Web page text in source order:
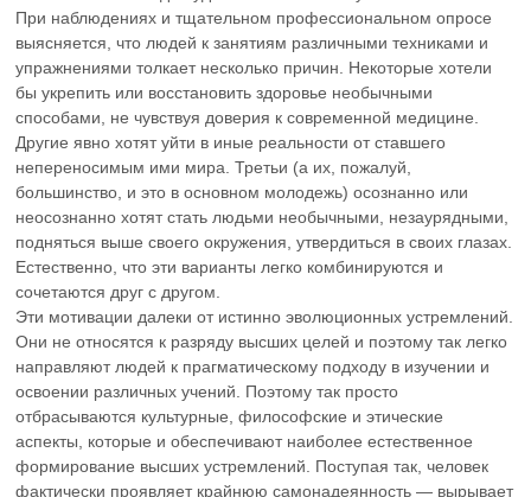
При наблюдениях и тщательном профессиональном опросе
выясняется, что людей к занятиям различными техниками и
упражнениями толкает несколько причин. Некоторые хотели
бы укрепить или восстановить здоровье необычными
способами, не чувствуя доверия к современной медицине.
Другие явно хотят уйти в иные реальности от ставшего
непереносимым ими мира. Третьи (а их, пожалуй,
большинство, и это в основном молодежь) осознанно или
неосознанно хотят стать людьми необычными, незаурядными,
подняться выше своего окружения, утвердиться в своих глазах.
Естественно, что эти варианты легко комбинируются и
сочетаются друг с другом.
Эти мотивации далеки от истинно эволюционных устремлений.
Они не относятся к разряду высших целей и поэтому так легко
направляют людей к прагматическому подходу в изучении и
освоении различных учений. Поэтому так просто
отбрасываются культурные, философские и этические
аспекты, которые и обеспечивают наиболее естественное
формирование высших устремлений. Поступая так, человек
фактически проявляет крайнюю самонадеянность — вырывает